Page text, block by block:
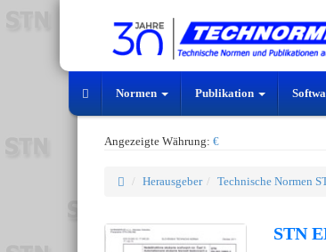
Normen Publikation
Angezeigte Währung: €
Herausgeber Technische Normen
STN